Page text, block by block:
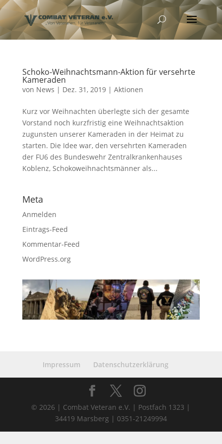
Schoko-Weihnachtsmann-Aktion für versehrte
Kameraden
von News | Dez. 31, 2019| Aktionen
Kurz vor Weihnachten überlegte sich der gesamte
Vorstand noch kurzfristig eine Weihnachtsaktion
zugunsten unserer Kameraden in der Heimat zu
starten. Die Idee war, den versehrten Kameraden
der FU6 des Bundeswehr Zentralkrankenhauses
Koblenz, Schokoweihnachtsmänner als...
Meta
Anmelden
Eintrags-Feed
Kommentar-Feed
WordPress.org
Impressum Datenschutzerklärung
© 2026 | Combat Veteran e.V. | Postfach 1323 |
34419 Marsberg | 0351-21249994